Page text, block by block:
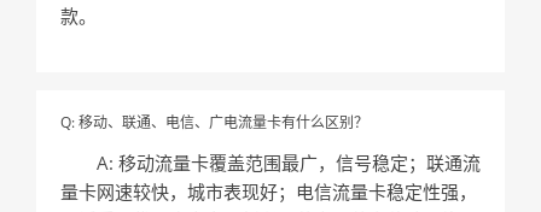
款。
Q: 移动、联通、电信、广电流量卡有什么区别？
A: 移动流量卡覆盖范围最广，信号稳定；联通流
量卡网速较快，城市表现好；电信流量卡稳定性强，